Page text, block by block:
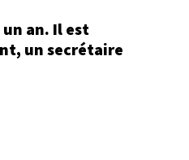
an. Il est
un secrétaire